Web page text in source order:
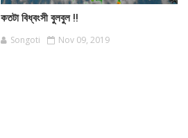
কতটা বিধ্বংসী বুলবুল !!
Songoti Nov 09, 2019